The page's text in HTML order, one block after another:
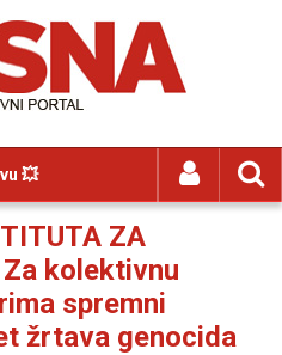
💥
ZA
Za kolektivnu
spremni
žrtava genocida